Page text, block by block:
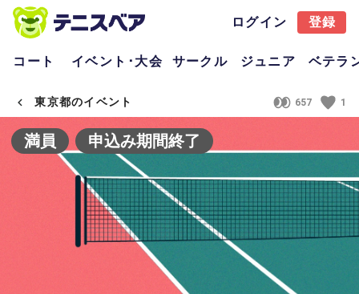
ログイン 登録
コート イベント･大会 サークル ジュニア ベテラ
東京都のイベント 657 1
満員 申込み期間終了